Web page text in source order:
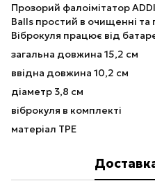
Прозорий фалоімітатор
Balls простий в очищенні
Віброкуля працює від
загальна довжина 15,2 см
ввідна довжина 10,2 см
діаметр 3,8 см
віброкуля в комплекті
матеріал TPE